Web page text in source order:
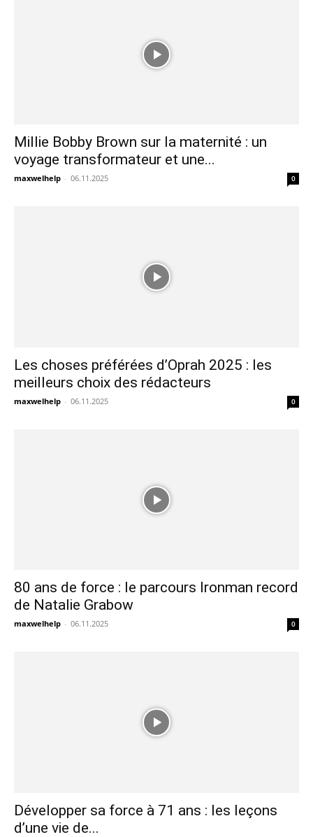
Millie Bobby Brown sur la maternité : un
voyage transformateur et une...
maxwelhelp - 06.11.2025 0
Les choses préférées d’Oprah 2025 : les
meilleurs choix des rédacteurs
maxwelhelp - 06.11.2025 0
80 ans de force : le parcours Ironman record
de Natalie Grabow
maxwelhelp - 06.11.2025 0
Développer sa force à 71 ans : les leçons
d’une vie de...